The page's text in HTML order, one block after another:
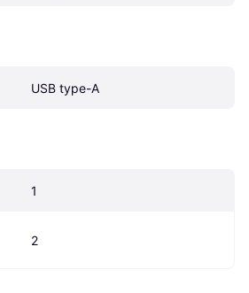
USB type-A
1
2